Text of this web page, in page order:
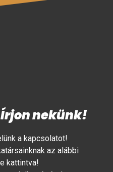
Írjon nekünk!
a kapcsolatot!
az alábbi
kattintva!